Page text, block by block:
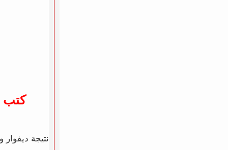
نتيجة ديفوار وإكوادور في